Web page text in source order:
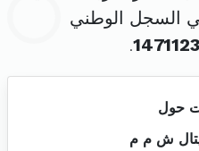
السجل الوطني
.
حول